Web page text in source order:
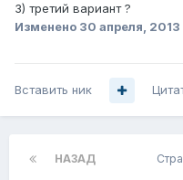
3) третий вариант ?
Изменено 30 апреля, 2013
Вставить ник
НАЗАД